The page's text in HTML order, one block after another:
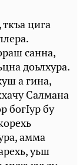
ткъа цига
санна,
доьлхура.
а гина,
Салмана
богIур бу
амма
уьш